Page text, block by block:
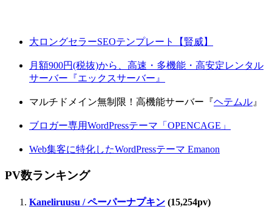
大ロングセラーSEOテンプレート【賢威】
月額900円(税抜)から、高速・多機能・高安定レンタル
サーバー『エックスサーバー』
マルチドメイン無制限！高機能サーバー『ヘテムル 』
ブロガー専用WordPressテーマ「OPENCAGE」
Web集客に特化したWordPressテーマ Emanon
PV数ランキング
Kaneliruusu / ペーパーナプキン (15,254pv)